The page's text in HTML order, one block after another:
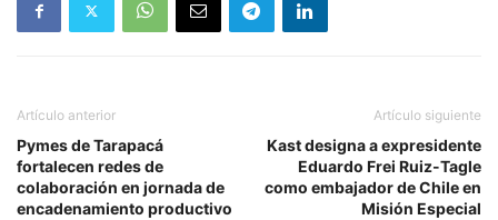
Artículo anterior
Pymes de Tarapacá
fortalecen redes de
colaboración en jornada de
encadenamiento productivo
Artículo siguiente
Kast designa a expresidente
Eduardo Frei Ruiz-Tagle
como embajador de Chile en
Misión Especial